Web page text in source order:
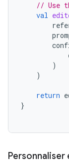
// Use
val
)
)
return
}